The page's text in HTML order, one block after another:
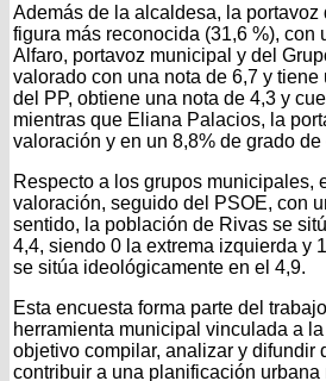
Además de la alcaldesa, la
figura más reconocida (31,6 %),
Alfaro, portavoz municipal y del
valorado con una nota de 6,7 y
del PP, obtiene una nota de 4,3 y
mientras que Eliana Palacios, la
valoración y en un 8,8% de grado
Respecto a los grupos municipales,
valoración, seguido del PSOE, con
sentido, la población de Rivas se
4,4, siendo 0 la extrema izquierda y
se sitúa ideológicamente en el 4,9.
Esta encuesta forma parte del
herramienta municipal vinculada a
objetivo compilar, analizar y difundir
contribuir a una planificación